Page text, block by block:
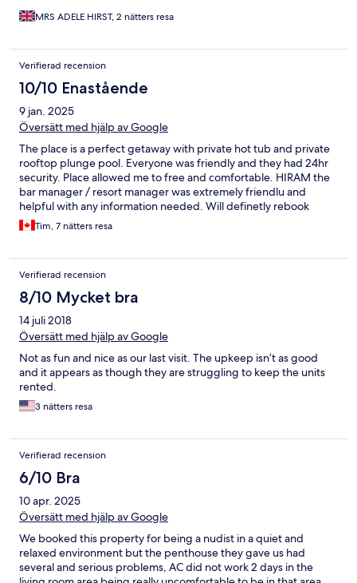
MRS ADELE HIRST, 2 nätters resa
Verifierad recension
10/10 Enastående
9 jan. 2025
Översätt med hjälp av Google
The place is a perfect getaway with private hot tub and private
rooftop plunge pool. Everyone was friendly and they had 24hr
security. Place allowed me to free and comfortable. HIRAM the
bar manager / resort manager was extremely friendlu and
helpful with any information needed. Will definetly rebook
again.Tim, 7 nätters resa
Verifierad recension
8/10 Mycket bra
14 juli 2018
Översätt med hjälp av Google
Not as fun and nice as our last visit. The upkeep isn’t as good
and it appears as though they are struggling to keep the units
rented.
3 nätters resa
Verifierad recension
6/10 Bra
10 apr. 2025
Översätt med hjälp av Google
We booked this property for being a nudist in a quiet and
relaxed environment but the penthouse they gave us had
several and serious problems, AC did not work 2 days in the